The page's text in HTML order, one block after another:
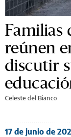
Familias
reúnen
discutir
Celeste del Bianco
17 de junio de